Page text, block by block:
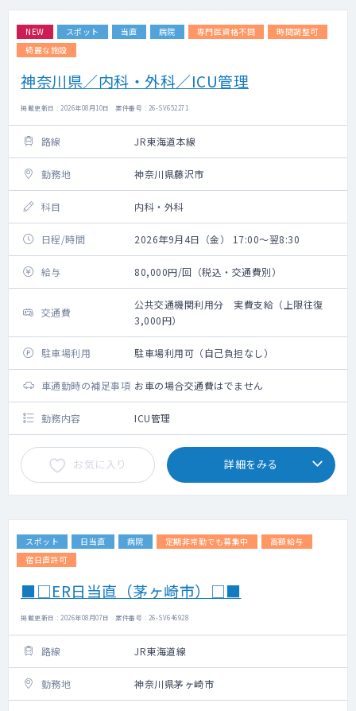
NEW スポット 当直 病院 専門医資格不問
時間調整可
綺麗な施設
神奈川県／内科・外科／ICU管理
掲載更新日 : 2026年08月10日 案件番号 : 26-SV652271
路線 JR東海道本線
勤務地 神奈川県藤沢市
科目 内科・外科
日程/時間 2026年9月4日（金） 17:00～翌8:30
給与 80,000円/回（税込・交通費別）
交通費
公共交通機関利用分 実費支給（上限往復
3,000円）
駐車場利用 駐車場利用可（自己負担なし）
車通勤時の補足事項 お車の場合交通費はでません
勤務内容 ICU管理
お気に入り 詳細をみる
スポット 日当直 病院 定期非常勤でも募集中
高額給与
宿日直許可
■□ER日当直（茅ヶ崎市）□■
掲載更新日 : 2026年08月07日 案件番号 : 26-SV646928
路線 JR東海道線
勤務地 神奈川県茅ヶ崎市